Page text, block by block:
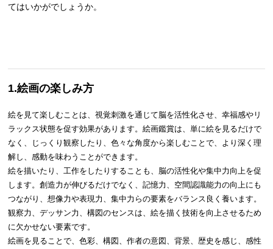
てはいかがでしょうか。
1.絵画の楽しみ方
絵を見て楽しむことは、視覚刺激を通じて脳を活性化させ、幸福感やリ
ラックス状態を促す効果があります。絵画鑑賞は、単に絵を見るだけで
なく、じっくり観察したり、色々な角度から楽しむことで、より深く理
解し、感動を味わうことができます。
絵を描いたり、工作をしたりすることも、脳の活性化や集中力向上を促
します。創造力が伸びるだけでなく、記憶力、空間認識能力の向上にも
つながり、想像力や表現力、集中力らの要素をバランス良く養います。
観察力、デッサン力、構図のセンスは、絵を描く技術を向上させるため
に欠かせない要素です。
絵画を見ることで、色彩、構図、作者の意図、背景、歴史を感じ、感性